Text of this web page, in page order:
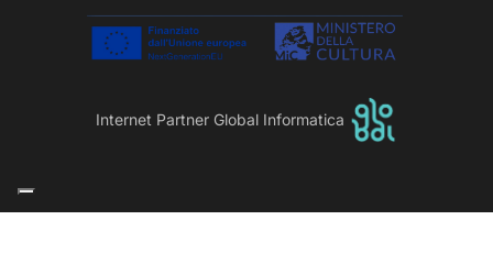
Internet Partner Global Informatica